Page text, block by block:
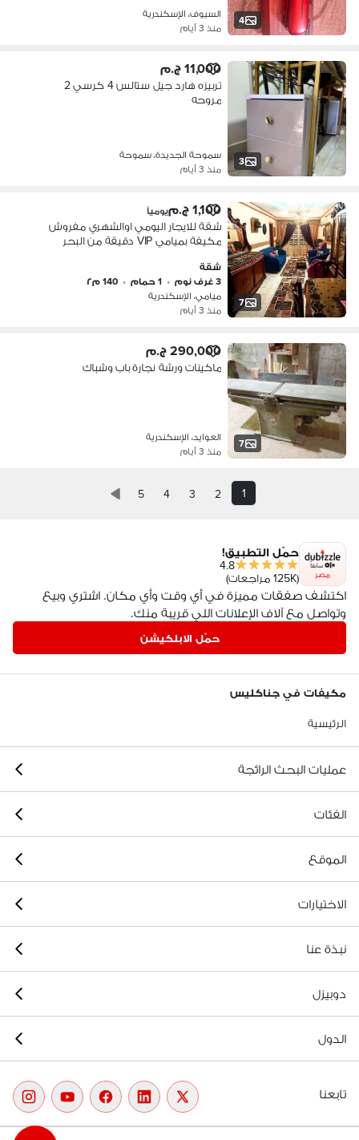
4
السيوف، الإسكندرية
منذ 3 أيام
3
11,000 ج.م
تربيزه هارد جيل ستالس 4 كرسي 2
مروحه
سموحة الجديدة، سموحة
منذ 3 أيام
7
1,100 ج.م يومياً
شقة للايجار اليومي اوالشهري مفروش
مكيفة بميامي VIP دقيقة من البحر
شقة
3 غرف نوم
• 1 حمام • 140 م٢
ميامي، الإسكندرية
منذ 3 أيام
7
290,000 ج.م
ماكينات ورشة نجارة باب وشباك
العوايد، الإسكندرية
منذ 3 أيام
1
2
3
4
5
مصر
حمّل التطبيق!
4.8
(125K مراجعات)
اكتشف صفقات مميزة في أي وقت وأي مكان. اشتري وبيع
وتواصل مع آلاف الإعلانات اللي قريبة منك.
حمّل الابلكيشن
مكيفات في جناكليس
الرئيسية
عمليات البحث الرائجة
الفئات
الموقع
الاختيارات
نبذة عنا
دوبيزل
الدول
تابعنا